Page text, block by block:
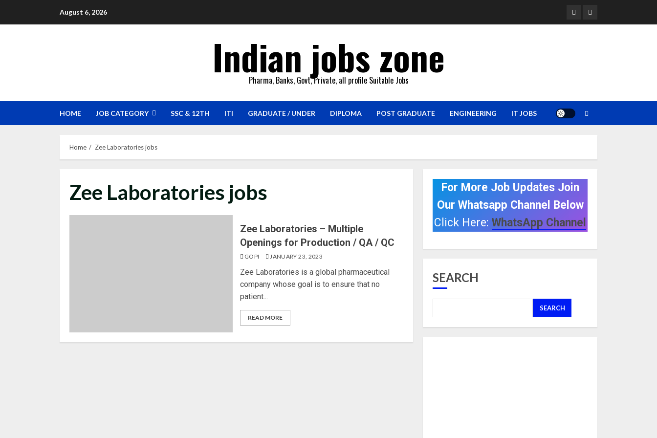
August 6, 2026 YouTubeWhatsapp
Indian jobs zone
Pharma, Banks, Govt, Private, all profile Suitable Jobs
HOME JOB CATEGORY SSC & 12TH ITI GRADUATE / UNDER DIPLOMA POST GRADUATE ENGINEERING IT JOBS
Home Zee Laboratories jobs
Zee Laboratories jobs
Zee Laboratories – Multiple
Openings for Production / QA / QC
GOPI JANUARY 23, 2023
Zee Laboratories is a global pharmaceutical
company whose goal is to ensure that no
patient...
READ MORE
For More Job Updates Join
Our Whatsapp Channel Below
Click Here:WhatsApp Channel
SEARCH
SEARCH